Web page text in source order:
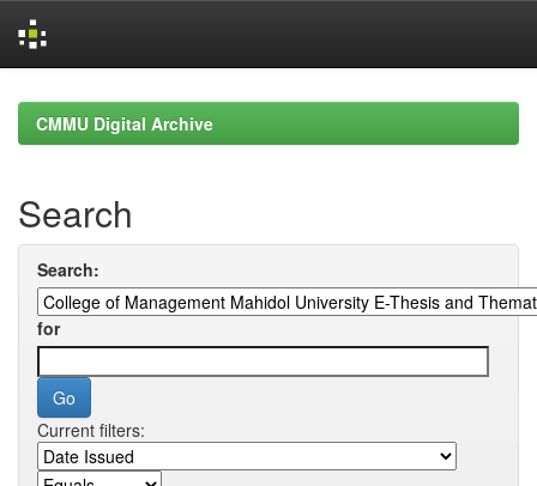
navigationCMMU Digital Archive
Search
Search:
for
Current filters: